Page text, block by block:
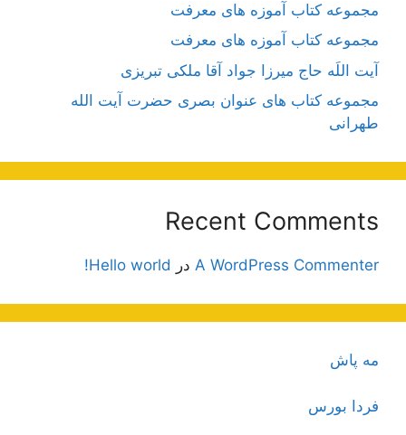
مجموعه کتاب آموزه های معرفت
مجموعه کتاب آموزه های معرفت
آیت اللَه حاج میرزا جواد آقا ملکی تبریزی
مجموعه کتاب های عنوان بصری حضرت آیت الله
طهرانی
Recent Comments
A WordPress Commenter در Hello world!
مه پاش
فردا بورس